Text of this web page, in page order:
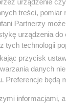
treści, pomiar
Partnerzy
urządzenia
tych technologii
przycisk
danych
Preferencje będą
informacjami,